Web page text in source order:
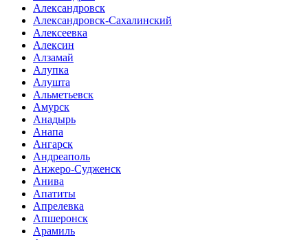
Александровск
Александровск-Сахалинский
Алексеевка
Алексин
Алзамай
Алупка
Алушта
Альметьевск
Амурск
Анадырь
Анапа
Ангарск
Андреаполь
Анжеро-Судженск
Анива
Апатиты
Апрелевка
Апшеронск
Арамиль